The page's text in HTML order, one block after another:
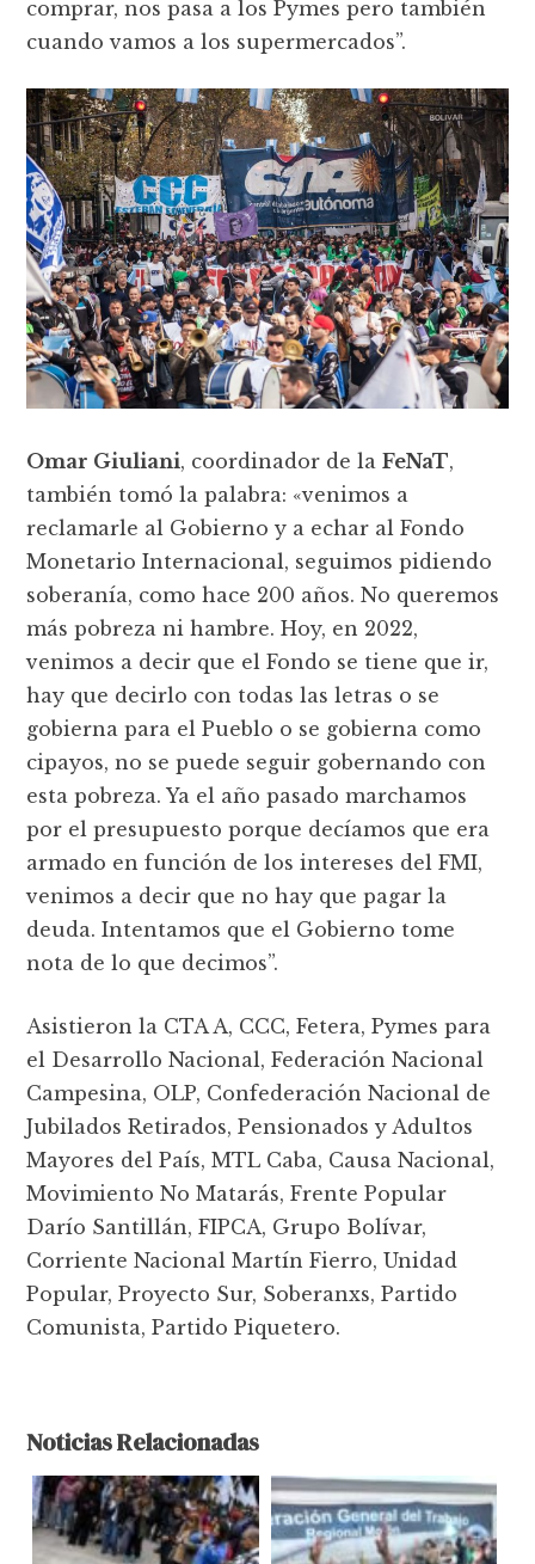
comprar, nos pasa a los Pymes pero también
cuando vamos a los supermercados”.
Omar Giuliani, coordinador de laFeNaT,
también tomó la palabra: «venimos a
reclamarle al Gobierno y a echar al Fondo
Monetario Internacional, seguimos pidiendo
soberanía, como hace 200 años. No queremos
más pobreza ni hambre. Hoy, en 2022,
venimos a decir que el Fondo se tiene que ir,
hay que decirlo con todas las letras o se
gobierna para el Pueblo o se gobierna como
cipayos, no se puede seguir gobernando con
esta pobreza. Ya el año pasado marchamos
por el presupuesto porque decíamos que era
armado en función de los intereses del FMI,
venimos a decir que no hay que pagar la
deuda. Intentamos que el Gobierno tome
nota de lo que decimos”.
Asistieron la CTA A, CCC, Fetera, Pymes para
el Desarrollo Nacional, Federación Nacional
Campesina, OLP, Confederación Nacional de
Jubilados Retirados, Pensionados y Adultos
Mayores del País, MTL Caba, Causa Nacional,
Movimiento No Matarás, Frente Popular
Darío Santillán, FIPCA, Grupo Bolívar,
Corriente Nacional Martín Fierro, Unidad
Popular, Proyecto Sur, Soberanxs, Partido
Comunista, Partido Piquetero.
Noticias Relacionadas